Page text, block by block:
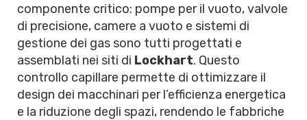
componente critico: pompe per il vuoto, valvole
di precisione, camere a vuoto e sistemi di
gestione dei gas sono tutti progettati e
assemblati nei siti di Lockhart. Questo
controllo capillare permette di ottimizzare il
design dei macchinari per l’efficienza energetica
e la riduzione degli spazi, rendendo le fabbriche